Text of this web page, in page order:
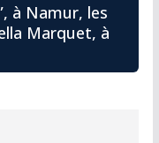
à Namur, les
Marquet, à